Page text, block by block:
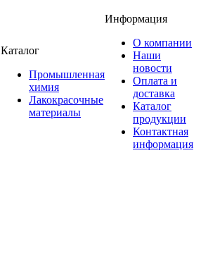
Каталог
Промышленная
химия
Лакокрасочные
материалы
Информация
О компании
Наши
новости
Оплата и
доставка
Каталог
продукции
Контактная
информация